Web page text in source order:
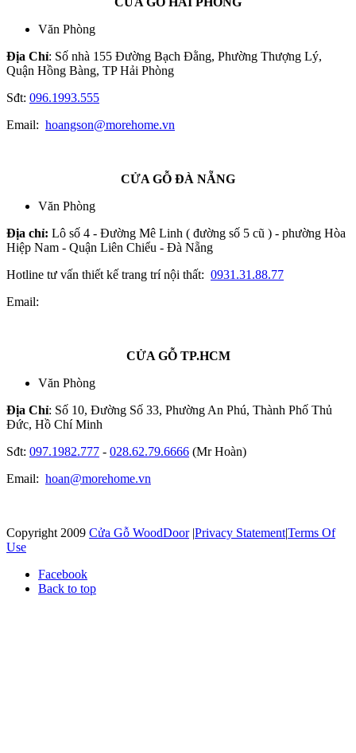
Văn Phòng
Địa Chỉ: Số nhà 155 Đường Bạch Đằng, Phường Thượng Lý,
Quận Hồng Bàng, TP Hải Phòng
Sđt: 096.1993.555
Email: hoangson@morehome.vn
CỬA GỖ ĐÀ NẴNG
Văn Phòng
Địa chỉ: Lô số 4 - Đường Mê Linh ( đường số 5 cũ ) - phường Hòa
Hiệp Nam - Quận Liên Chiểu - Đà Nẵng
Hotline tư vấn thiết kế trang trí nội thất: 0931.31.88.77
Email:
CỬA GỖ TP.HCM
Văn Phòng
Địa Chỉ: Số 10, Đường Số 33, Phường An Phú, Thành Phố Thủ
Đức, Hồ Chí Minh
Sđt: 097.1982.777 - 028.62.79.6666 (Mr Hoàn)
Email: hoan@morehome.vn
Copyright 2009 Cửa Gỗ WoodDoor |Privacy Statement|Terms Of
Use
Facebook
Back to top